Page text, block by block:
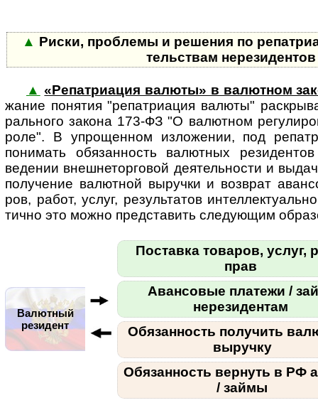
▲ Риски, проблемы и решения по
тель­ствам
▲ «Репатриация валюты» в валютном
жа­ние по­ня­тия "ре­пат­ри­а­ция ва­лю­ты"
раль­ного закона 173-ФЗ "О валют­ном
роле". В упро­щен­ном изло­же­нии, под
пони­мать обя­зан­ность валют­ных
веде­нии внеш­не­тор­го­вой дея­тель­но­сти и
полу­че­ние валют­ной выручки и возв­рат
ров, работ, услуг, резуль­та­тов
ти­чно это можно пред­ста­вить сле­ду­ющим
Валютный
резидент
Поставка товаров, услуг,
прав
Авансовые платежи /
нерезидентам
Обязанность получить
выручку
Обязанность вернуть в РФ
/ займы